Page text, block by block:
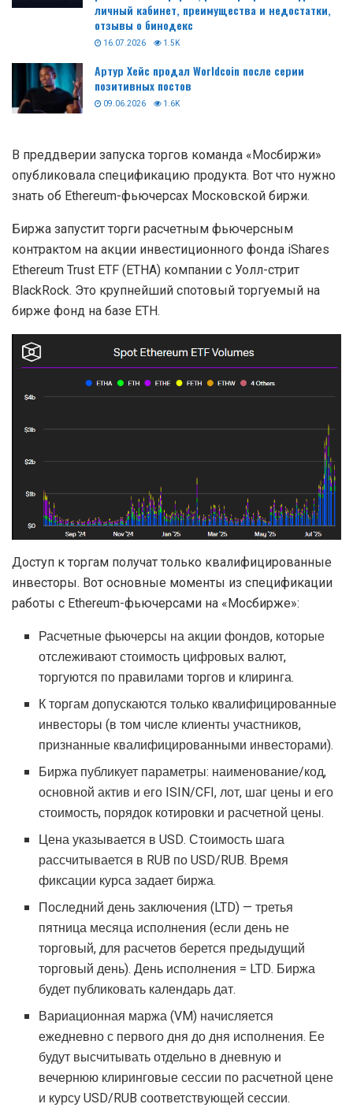
личный кабинет, преимущества и недостатки,
отзывы о бинодекс
16.07.2026 1.5K
Артур Хейс продал Worldcoin после серии
позитивных постов
09.06.2026 1.6K
В преддверии запуска торгов команда «Мосбиржи»
опубликовала спецификацию продукта. Вот что нужно
знать об Ethereum-фьючерсах Московской биржи.
Биржа запустит торги расчетным фьючерсным
контрактом на акции инвестиционного фонда iShares
Ethereum Trust ETF (ETHA) компании с Уолл-стрит
BlackRock. Это крупнейший спотовый торгуемый на
бирже фонд на базе ETH.
Доступ к торгам получат только квалифицированные
инвесторы. Вот основные моменты из спецификации
работы с Ethereum-фьючерсами на «Мосбирже»:
Расчетные фьючерсы на акции фондов, которые
отслеживают стоимость цифровых валют,
торгуются по правилами торгов и клиринга.
К торгам допускаются только квалифицированные
инвесторы (в том числе клиенты участников,
признанные квалифицированными инвесторами).
Биржа публикует параметры: наименование/код,
основной актив и его ISIN/CFI, лот, шаг цены и его
стоимость, порядок котировки и расчетной цены.
Цена указывается в USD. Стоимость шага
рассчитывается в RUB по USD/RUB. Время
фиксации курса задает биржа.
Последний день заключения (LTD) — третья
пятница месяца исполнения (если день не
торговый, для расчетов берется предыдущий
торговый день). День исполнения = LTD. Биржа
будет публиковать календарь дат.
Вариационная маржа (VM) начисляется
ежедневно с первого дня до дня исполнения. Ее
будут высчитывать отдельно в дневную и
вечернюю клиринговые сессии по расчетной цене
и курсу USD/RUB соответствующей сессии.